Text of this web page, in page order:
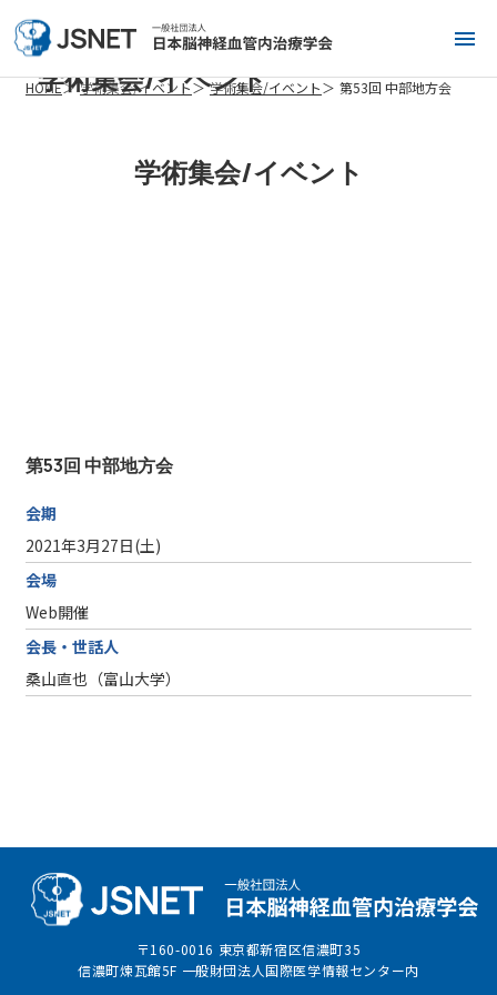
学術集会/イベント
HOME 学術集会/イベント 学術集会/イベント 第53回 中部地方会
学術集会/イベント
第53回 中部地方会
会期
2021年3月27日(土)
会場
Web開催
会長・世話人
桑山直也（富山大学）
〒160-0016 東京都新宿区信濃町35
信濃町煉瓦館5F 一般財団法人国際医学情報センター内